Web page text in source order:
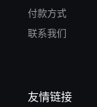
付款方式
联系我们
友情链接